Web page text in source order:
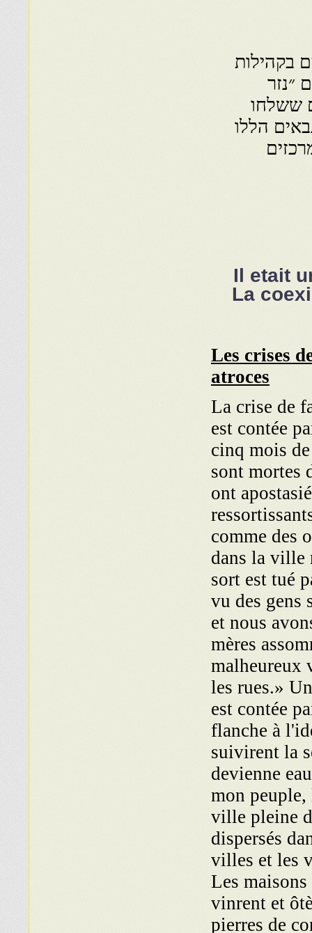
בקהילות
״נזר
ששלחו
הללו
Il etait
La
Les crises
atroces
La crise de
est contée
cinq mois
sont mortes
ont
comme des
dans la ville
sort est tué
vu des gens
et nous
mères
malheureux
les rues.»
est contée
flanche à
suivirent la
devienne
mon
ville pleine
dispersés
villes et les
Les
vinrent et
pierres de